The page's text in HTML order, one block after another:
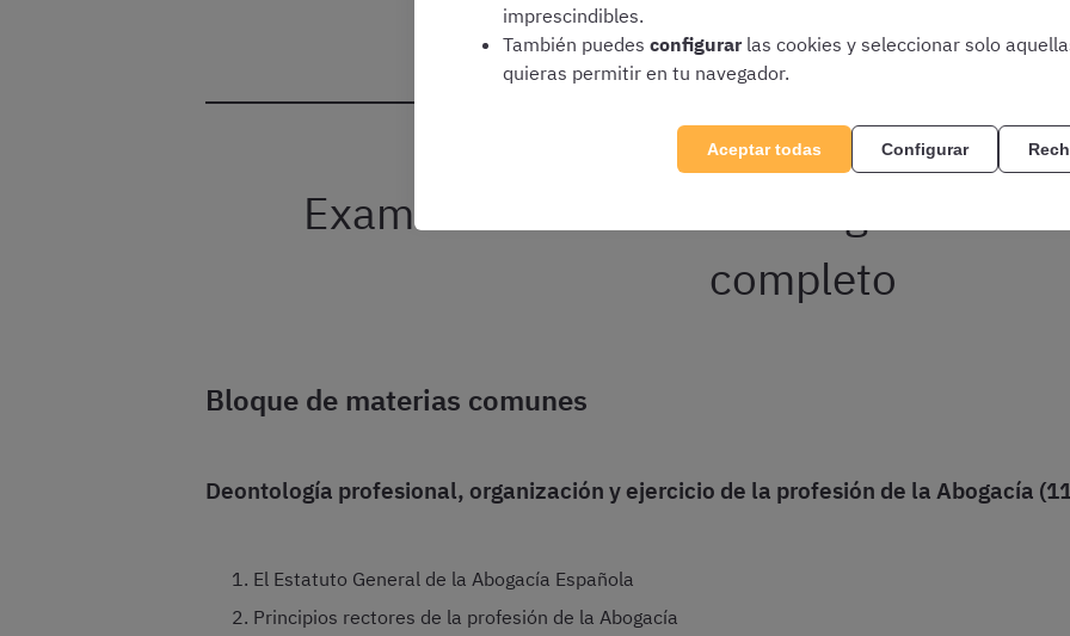
Examen de acceso a la Abogacía de
completo
Bloque de materias comunes
Deontología profesional, organización y ejercicio de la profesión de la Abogacía
El Estatuto General de la Abogacía Española
Principios rectores de la profesión de la Abogacía
imprescindibles.
También puedes configurar las cookies y seleccionar solo
quieras permitir en tu navegador.
Aceptar todas Configurar